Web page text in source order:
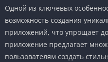
Одной из ключевых
возможность создания
приложений, что упрощает
приложение предлагает
пользователям создать